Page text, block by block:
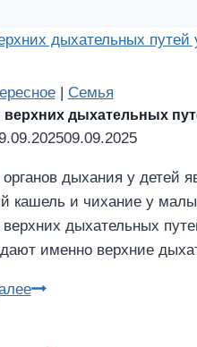
| Семья
дыхательных
09.09.2025
дыхания у детей
кашель и чихание у
дыхательных
именно верхние
Инфекции